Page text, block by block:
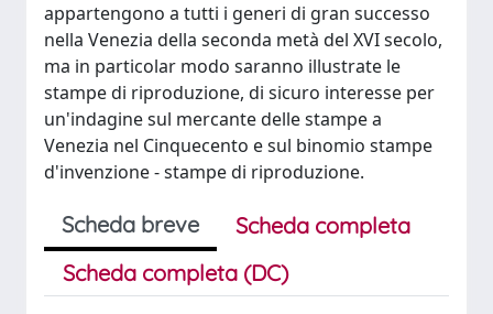
appartengono a tutti i generi di gran successo
nella Venezia della seconda metà del XVI secolo,
ma in particolar modo saranno illustrate le
stampe di riproduzione, di sicuro interesse per
un'indagine sul mercante delle stampe a
Venezia nel Cinquecento e sul binomio stampe
d'invenzione - stampe di riproduzione.
Scheda breve
Scheda completa
Scheda completa (DC)